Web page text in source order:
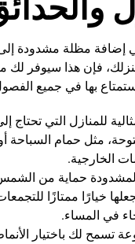
إضافة مظلة مشدودة
فإن هذا سيوفر لك
بها في جميع
للمنازل التي تحتاج
مثل حمام السباحة
الخارجية.
حماية من
خيارًا ممتازًا
في المساء.
تسمح لك باختيار